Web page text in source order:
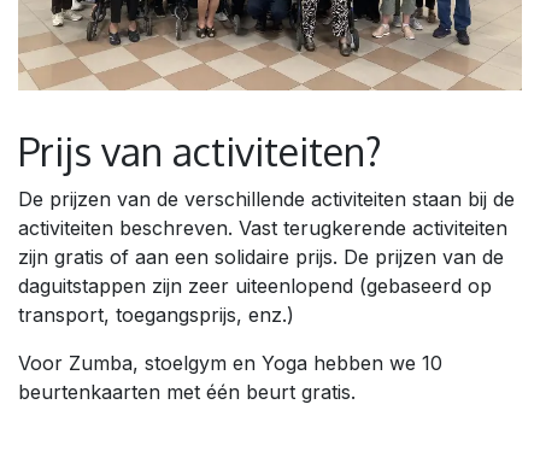
Prijs van activiteiten?
De prijzen van de verschillende activiteiten staan bij de
activiteiten beschreven. Vast terugkerende activiteiten
zijn gratis of aan een solidaire prijs. De prijzen van de
daguitstappen zijn zeer uiteenlopend (gebaseerd op
transport, toegangsprijs, enz.)
Voor Zumba, stoelgym en Yoga hebben we 10
beurtenkaarten met één beurt gratis.